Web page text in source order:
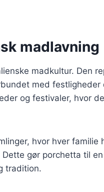
madlavning
madkultur. Den
med festligheder
og festivaler, hvor
hvor hver familie
gør porchetta til
tradition.